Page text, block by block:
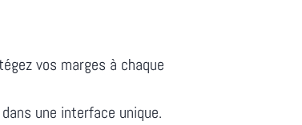
vos marges à chaque
une interface unique.